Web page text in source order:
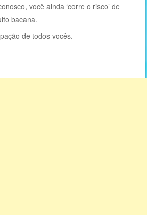
você ainda ‘corre o risco’ de
bacana.
de todos vocês.